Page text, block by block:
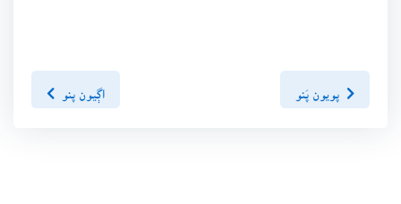
اڳيون پنو